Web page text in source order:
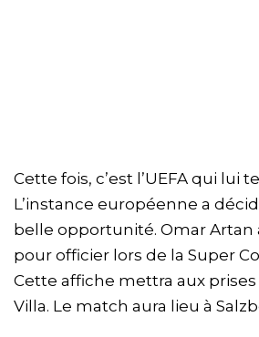
Cette fois, c’est l’UEFA qui lui
L’instance européenne a
belle opportunité. Omar Artan
pour officier lors de la Super
Cette affiche mettra aux prises
Villa. Le match aura lieu à